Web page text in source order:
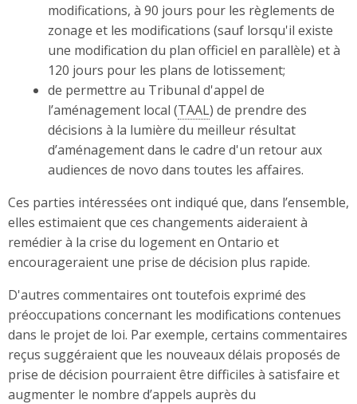
modifications, à 90 jours pour les règlements de
zonage et les modifications (sauf lorsqu'il existe
une modification du plan officiel en parallèle) et à
120 jours pour les plans de lotissement;
de permettre au Tribunal d'appel de
l’aménagement local (TAAL) de prendre des
décisions à la lumière du meilleur résultat
d’aménagement dans le cadre d'un retour aux
audiences de novo dans toutes les affaires.
Ces parties intéressées ont indiqué que, dans l’ensemble,
elles estimaient que ces changements aideraient à
remédier à la crise du logement en Ontario et
encourageraient une prise de décision plus rapide.
D'autres commentaires ont toutefois exprimé des
préoccupations concernant les modifications contenues
dans le projet de loi. Par exemple, certains commentaires
reçus suggéraient que les nouveaux délais proposés de
prise de décision pourraient être difficiles à satisfaire et
augmenter le nombre d’appels auprès du